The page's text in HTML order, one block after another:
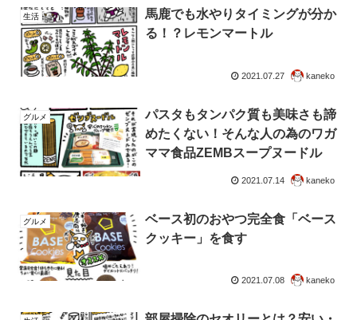
生活
馬鹿でも水やりタイミングが分か
る！？レモンマートル
2021.07.27 kaneko
グルメ
パスタもタンパク質も美味さも諦
めたくない！そんな人の為のワガ
ママ食品ZEMBスープヌードル
2021.07.14 kaneko
グルメ
ベース初のおやつ完全食「ベース
クッキー」を食す
2021.07.08 kaneko